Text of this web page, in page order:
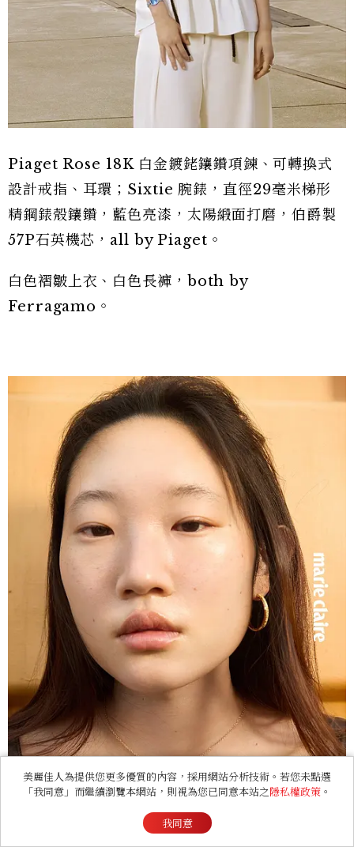
Piaget Rose 18K 白金鍍銠鑲鑽項鍊、可轉換式
設計戒指、耳環；Sixtie 腕錶，直徑29毫米梯形
精鋼錶殼鑲鑽，藍色亮漆，太陽緞面打磨，伯爵製
57P石英機芯，all by Piaget。
白色褶皺上衣、白色長褲，both by
Ferragamo。
美麗佳人為提供您更多優質的內容，採用網站分析技術。若您未點選
「我同意」而繼續瀏覽本網站，則視為您已同意本站之隱私權政策 。
我同意